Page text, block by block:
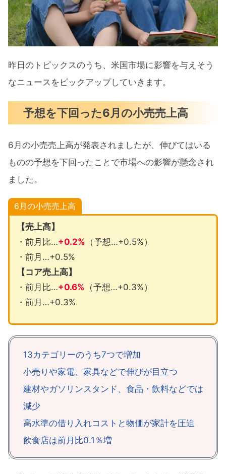
昨日のトピックスのうち、米国市場に影響を与えそう
なニュースをピックアップしていきます。
予想を下回った6月の小売売上高
6月の小売売上高が発表されましたが、伸びてはいる
ものの予想を下回ったことで市場への影響が懸念され
ました。
6月の小売売上高
【売上高】
・前月比…+0.2% （予想…+0.5%）
・前月…+0.5%
【コア売上高】
・前月比…+0.6% （予想…+0.3%）
・前月…+0.3%
13カテゴリーのうち7つで増加
小売りや家電、家具などで伸びが目立つ
建材やガソリンスタンド、食品・飲料などでは
減少
高水準の借り入れコストと物価が家計を圧迫
飲食店は前月比0.1％増